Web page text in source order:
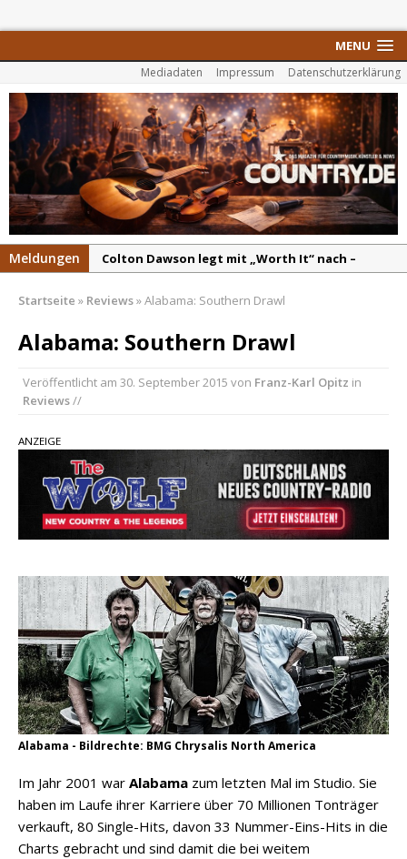
MENU
Mediadaten Impressum Datenschutzerklärung
Meldungen
Colton Dawson legt mit „Worth It“ nach –
Carly Pearce hinterfragt den ständigen
Vergleich mit anderen
„Choosin‘ Texas“ gehört zu den größten Hits
Talks“ – eine Hymne auf unvergessliche
Sommernächte
Randy Travis veröffentlicht mit „I Don’t Care“
einen weiteren Schatz aus dem Archiv
„Taylor Gold“ zeigt die Kraft der Akustik
Startseite » Reviews»Alabama: Southern Drawl
Alabama: Southern Drawl
Veröffentlicht am 30. September 2015 von Franz-Karl Opitz in
Reviews//
ANZEIGE
Alabama - Bildrechte: BMG Chrysalis North America
Im Jahr 2001 war Alabama zum letzten Mal im Studio. Sie
haben im Laufe ihrer Karriere über 70 Millionen Tonträger
verkauft, 80 Single-Hits, davon 33 Nummer-Eins-Hits in die
Charts gebracht und sind damit die bei weitem